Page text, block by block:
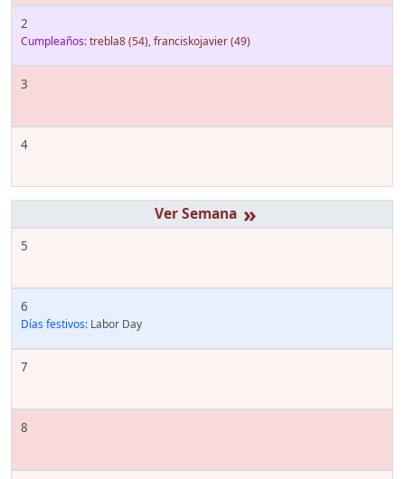
2
Cumpleaños:trebla8(54),franciskojavier(49)
3
4
»
5
6
Días festivos: Labor Day
7
8